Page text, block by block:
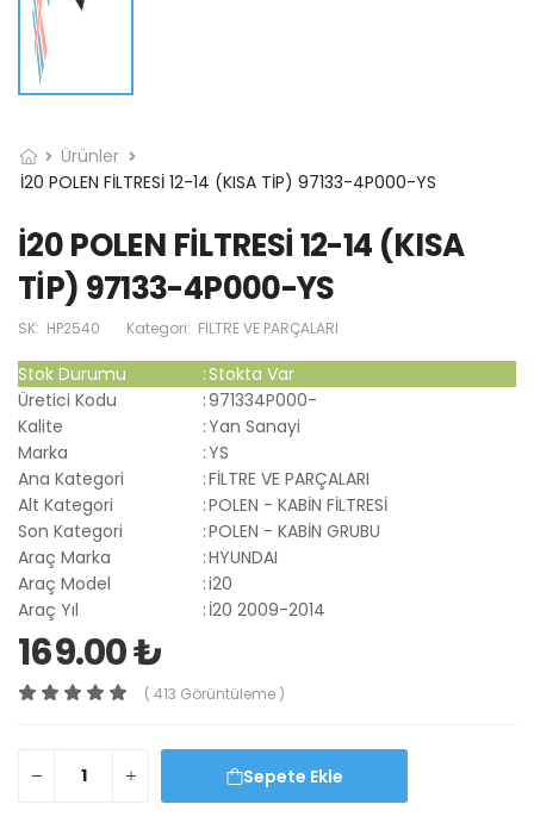
Ürünler
İ20 POLEN FİLTRESİ 12-14 (KISA TİP) 97133-4P000-YS
İ20 POLEN FİLTRESİ 12-14 (KISA
TİP) 97133-4P000-YS
SK: HP2540 Kategori: FİLTRE VE PARÇALARI
Stok Durumu :Stokta Var
Üretici Kodu
:971334P000-
Kalite
:Yan Sanayi
Marka
:YS
Ana Kategori
:FİLTRE VE PARÇALARI
Alt Kategori
:POLEN - KABİN FİLTRESİ
Son Kategori
:POLEN - KABİN GRUBU
Araç Marka
:HYUNDAI
Araç Model
:i20
Araç Yıl
: İ20 2009-2014
169.00 ₺
( 413 Görüntüleme )
Sepete Ekle